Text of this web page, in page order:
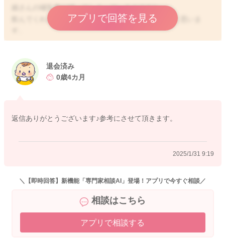
娘さんの哺乳量が減ってしまっているのですね。
飲んでくれなくなっているということで、ご心配だと思いま
夜間は寒いこともありますし、そこに冷たいミルクになると寒
く感じたり、体温も下がってしまうことがあるかしれません。
よかったら参考になさってみてください。
アプリで回答を見る
2025/1/31 9:15
退会済み
0歳4カ月
返信ありがとうございます♪参考にさせて頂きます。
2025/1/31 9:19
＼【即時回答】新機能「専門家相談AI」登場！アプリで今すぐ相談／
相談はこちら
アプリで相談する